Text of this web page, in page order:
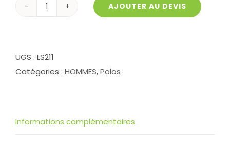
quantité
Jersey
coton
homme
AJOUTER AU DEVIS
UGS : LS211
Catégories : HOMMES,Polos
Informations complémentaires